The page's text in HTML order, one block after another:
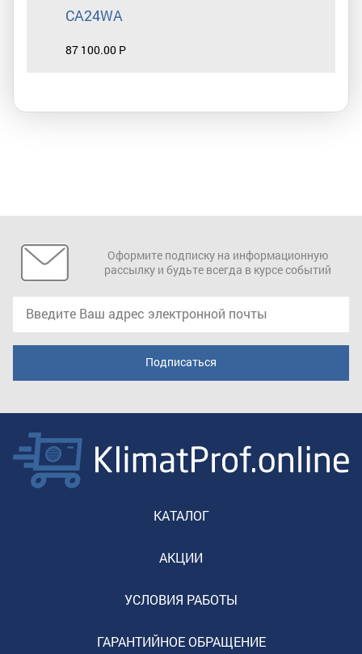
CA24WA
87 100.00 Р
Оформите подписку на информационную
рассылку и будьте всегда в курсе событий
КАТАЛОГ
АКЦИИ
УСЛОВИЯ РАБОТЫ
ГАРАНТИЙНОЕ ОБРАЩЕНИЕ